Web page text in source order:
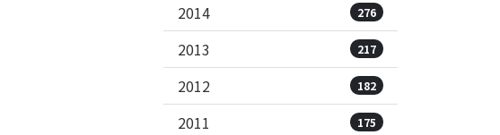
2014 276
2013 217
2012 182
2011 175